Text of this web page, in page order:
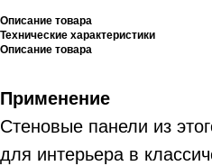
Описание товара
Технические характеристики
Описание товара
Применение
Стеновые панели из
для интерьера в